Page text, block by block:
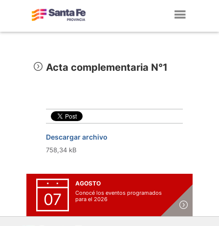
Acta complementaria N°1
Descargar archivo
758,34 kB
07
AGOSTO
Conocé los eventos programados
para el 2026